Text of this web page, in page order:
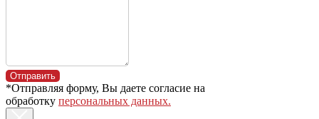
МТЗ-Сибирь
Акции
Статьи
Отправить
*Отправляя форму, Вы даете согласие на
обработку персональных данных.